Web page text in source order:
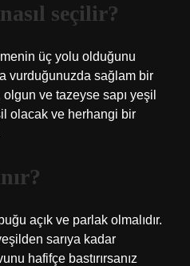
seçilir?
üç yolu olduğunu
vurduğunuzda sağlam bir
ve tazeyse sapı yeşil
olacak ve herhangi bir
açık ve parlak olmalıdır.
sarıya kadar
hafifçe bastırırsanız